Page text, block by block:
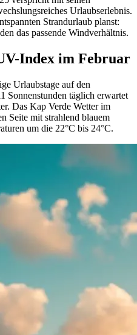
Urlaubserlebnis.
Strandurlaub planst:
das passende Windverhältnis.
Index im Februar
Urlaubstage auf den
Sonnenstunden täglich erwartet
Das Kap Verde Wetter im
Seite mit strahlend blauem
um die 22°C bis 24°C.